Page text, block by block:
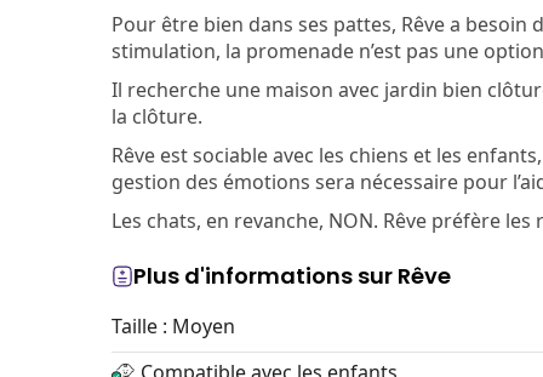
Pour être bien dans ses pattes, Rêve a besoin
stimulation, la promenade n’est pas une
Il recherche une maison avec jardin bien
la clôture.
Rêve est sociable avec les chiens et les
gestion des émotions sera nécessaire pour
Les chats, en revanche, NON. Rêve préfère
Plus d'informations sur Rêve
Taille : Moyen